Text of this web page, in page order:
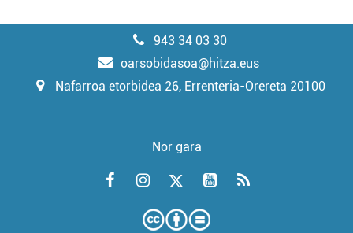
943 34 03 30
oarsobidasoa@hitza.eus
Nafarroa etorbidea 26, Errenteria-Orereta 20100
Nor gara